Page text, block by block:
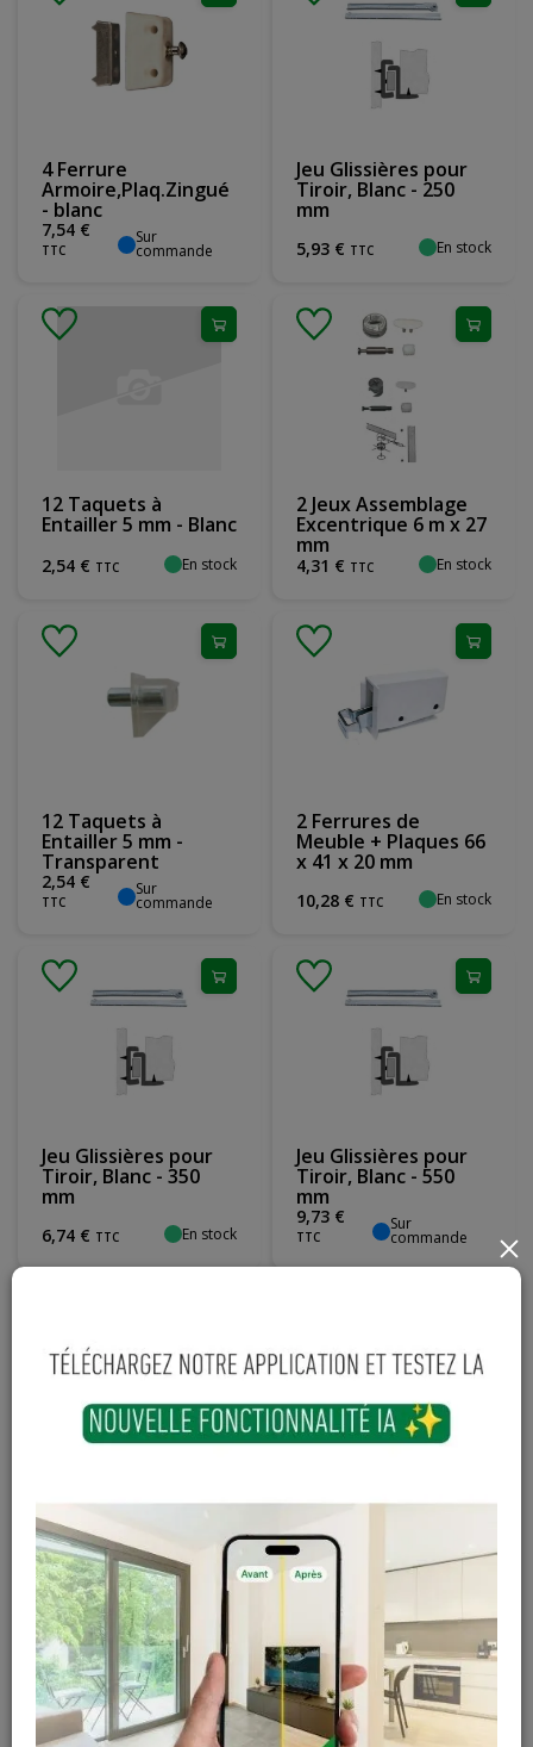
4 Ferrure
Armoire,Plaq.Zingué
- blanc
7,54 €
TTC
Sur
commande
Jeu Glissières pour
Tiroir, Blanc - 250
mm
5,93 € TTC En stock
12 Taquets à
Entailler 5 mm - Blanc
2,54 € TTC En stock
2 Jeux Assemblage
Excentrique 6 m x 27
mm
4,31 € TTC En stock
12 Taquets à
Entailler 5 mm -
Transparent
2,54 €
TTC
Sur
commande
2 Ferrures de
Meuble + Plaques 66
x 41 x 20 mm
10,28 € TTC En stock
Jeu Glissières pour
Tiroir, Blanc - 350
mm
6,74 € TTC En stock
Jeu Glissières pour
Tiroir, Blanc - 550
mm
9,73 €
TTC
Sur
commande
d'assemblage - blanc
4,40€ TTC En stock
Tiroir, Blanc - 300
mm
6 € En stock
×